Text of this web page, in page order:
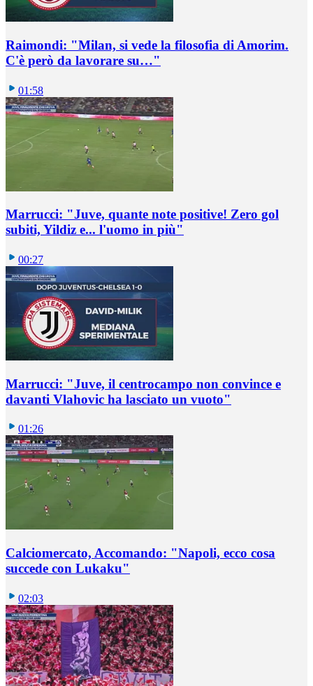
Raimondi: "Milan, si vede la filosofia di Amorim.
C'è però da lavorare su…"
01:58
Marrucci: "Juve, quante note positive! Zero gol
subiti, Yildiz e... l'uomo in più"
00:27
Marrucci: "Juve, il centrocampo non convince e
davanti Vlahovic ha lasciato un vuoto"
01:26
Calciomercato, Accomando: "Napoli, ecco cosa
succede con Lukaku"
02:03